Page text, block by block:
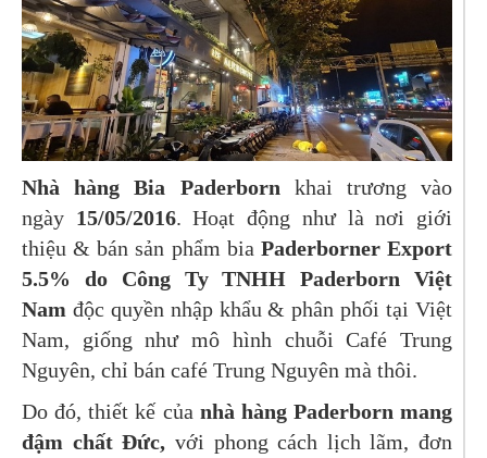
Nhà hàng Bia Paderborn khai trương vào
ngày 15/05/2016. Hoạt động như là nơi giới
thiệu & bán sản phẩm bia Paderborner Export
5.5% do Công Ty TNHH Paderborn Việt
Nam độc quyền nhập khẩu & phân phối tại Việt
Nam, giống như mô hình chuỗi Café Trung
Nguyên, chỉ bán café Trung Nguyên mà thôi.
Do đó, thiết kế của nhà hàng Paderborn mang
đậm chất Đức, với phong cách lịch lãm, đơn